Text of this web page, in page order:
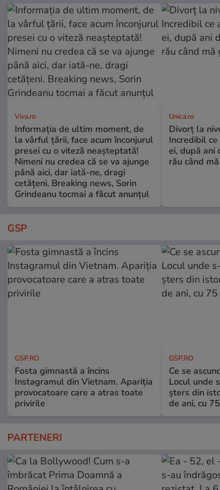
Viva.ro
Informația de ultim moment, de
la vârful țării, face acum înconjurul
presei cu o viteză neașteptată!
Nimeni nu credea că se va ajunge
până aici, dar iată-ne, dragi
cetățeni. Breaking news, Sorin
Grindeanu tocmai a făcut anunțul
Unica.ro
Divorț la
Incredibil
ei, după ani
rău când
GSP
GSP.RO
Fosta gimnastă a încins
Instagramul din Vietnam. Apariția
provocatoare care a atras toate
privirile
GSP.RO
Ce se
Locul unde
șters din
de ani, cu
PARTENERI